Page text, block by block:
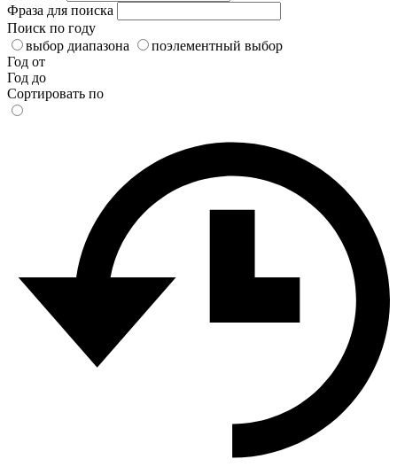
Фраза для поиска
Поиск по году
выбор диапазона
поэлементный выбор
Год от
Год до
Сортировать по